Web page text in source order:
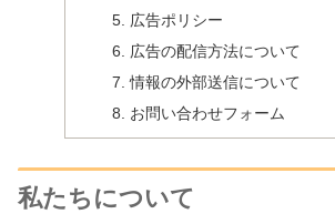
広告ポリシー
広告の配信方法について
情報の外部送信について
お問い合わせフォーム
私たちについて